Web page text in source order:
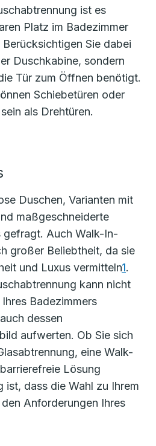
ist es
Platz im Badezimmer
Sie dabei
Duschkabine, sondern
Tür zum Öffnen benötigt.
Schiebetüren oder
als Drehtüren.
Duschen, Varianten mit
maßgeschneiderte
gefragt. Auch Walk-In-
großer Beliebtheit, da sie
und Luxus vermitteln1.
kann nicht
Badezimmers
dessen
aufwerten. Ob Sie sich
eine Walk-
Lösung
ist, dass die Wahl zu Ihrem
Anforderungen Ihres